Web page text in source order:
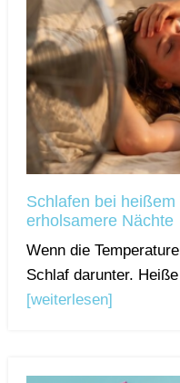
Schlafen bei
erholsamere Nächte
Wenn die
Schlaf darunter.
[weiterlesen]